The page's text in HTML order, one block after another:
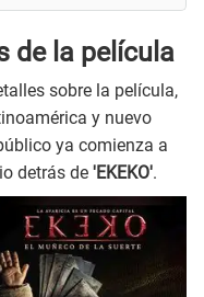
de la película
sobre la película,
y nuevo
ya comienza a
detrás de 'EKEKO'.